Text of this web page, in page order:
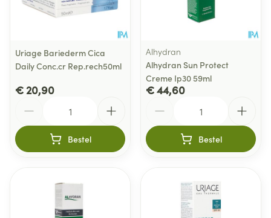
Uriage Bariederm Cica
Daily Conc.cr Rep.rech50ml
€ 20,90
Bestel
Alhydran
Alhydran Sun Protect
Creme Ip30 59ml
€ 44,60
Bestel